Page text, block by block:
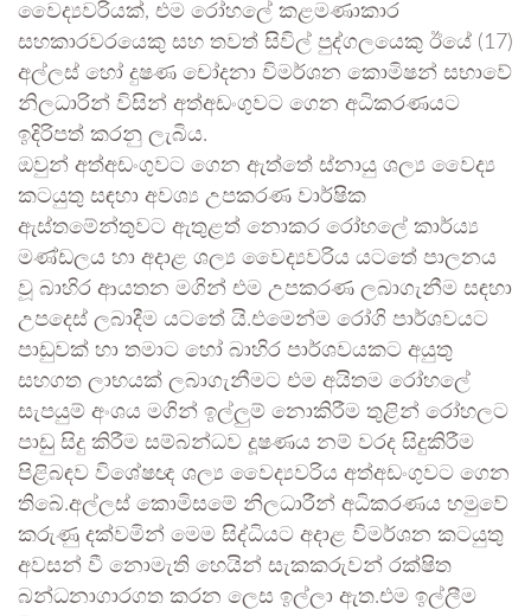
වෛද්‍යවරියක්, එම රෝහලේ කළමණාකාර
සහකාරවරයෙකු සහ තවත් සිවිල් පුද්ගලයෙකු ඊයේ (17)
අල්ලස් හෝ දුෂණ චෝදනා විමර්ශන කොමිෂන් සභාවේ
නිලධාරින් විසින් අත්අඩංගුවට ගෙන අධිකරණයට
ඉදිරිපත් කරනු ලැබිය.
ඔවුන් අත්අඩංගුවට ගෙන ඇත්තේ ස්නායු ශල්‍ය වෛද්‍ය
කටයුතු සඳහා අවශ්‍ය උපකරණ වාර්ෂික
ඇස්තමේන්තුවට ඇතුළත් නොකර රෝහලේ කාර්ය්‍ය
මණ්ඩලය හා අදාළ ශල්‍ය වෛද්‍යවරිය යටතේ පාලනය
වූ බාහිර ආයතන මගින් එම උපකරණ ලබාගැනීම සඳහා
උපදෙස් ලබාදීම යටතේ යි.එමෙන්ම රෝගි පාර්ශවයට
පාඩුවක් හා තමාට හෝ බාහිර පාර්ශවයකට අයුතු
සහගත ලාභයක් ලබාගැනීමට එම අයිතම රෝහලේ
සැපයුම් අංශය මගින් ඉල්ලුම් නොකිරීම තුළින් රෝහලට
පාඩු සිදු කිරීම සම්බන්ධව දූෂණය නම් වරද සිදුකිරීම
පිළිබඳව විශේෂඥ ශල්‍ය වෛද්‍යවරිය අත්අඩංගුවට ගෙන
තිබේ.අල්ලස් කොමිසමේ නිලධාරීන් අධිකරණය හමුවේ
කරුණු දක්වමින් මෙම සිද්ධියට අදාළ විමර්ශන කටයුතු
අවසන් වී නොමැති හෙයින් සැකකරුවන් රක්ෂිත
බන්ධනාගාරගත කරන ලෙස ඉල්ලා ඇත.එම ඉල්ලීම